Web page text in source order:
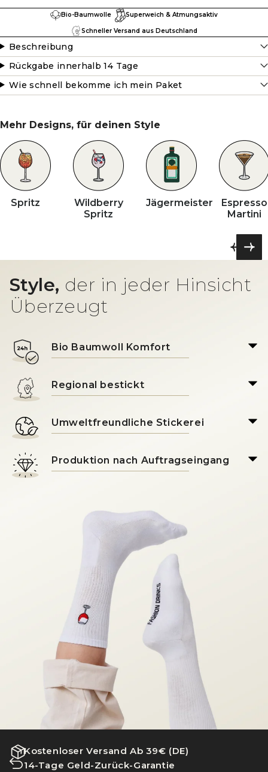
Bio-Baumwolle Superweich & Atmungsaktiv
Schneller Versand aus Deutschland
Beschreibung
Rückgabe innerhalb 14 Tage
Wie schnell bekomme ich mein Paket
Mehr Designs, für deinen Style
Spritz
Wildberry
Spritz
Jägermeister
Espresso
Martini
Style, der in jeder Hinsicht
Überzeugt
Bio Baumwoll Komfort
Regional bestickt
Umweltfreundliche Stickerei
Produktion nach Auftragseingang
Kostenloser Versand Ab 39€ (DE)
14-Tage Geld-Zurück-Garantie